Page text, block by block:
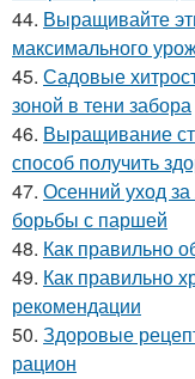
44. Выращивайте
максимального
45. Садовые
зоной в тени забора
46. Выращивание
способ получить
47. Осенний уход
борьбы с паршей
48. Как правильно
49. Как правильно
рекомендации
50. Здоровые
рацион